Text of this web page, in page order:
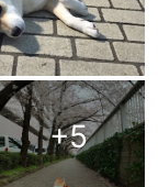
+5